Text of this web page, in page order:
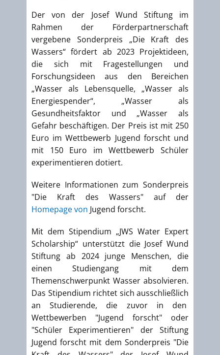
Der von der Josef Wund Stiftung im
Rahmen der Förderpartnerschaft
vergebene Sonderpreis „Die Kraft des
Wassers“ fördert ab 2023 Projektideen,
die sich mit Fragestellungen und
Forschungsideen aus den Bereichen
„Wasser als Lebensquelle, „Wasser als
Energiespender“, „Wasser als
Gesundheitsfaktor und „Wasser als
Gefahr beschäftigen. Der Preis ist mit 250
Euro im Wettbewerb Jugend forscht und
mit 150 Euro im Wettbewerb Schüler
experimentieren dotiert.
Weitere Informationen zum Sonderpreis
"Die Kraft des Wassers" auf der
Homepage von Jugend forscht.
Mit dem Stipendium „JWS Water Expert
Scholarship“ unterstützt die Josef Wund
Stiftung ab 2024 junge Menschen, die
einen Studiengang mit dem
Themenschwerpunkt Wasser absolvieren.
Das Stipendium richtet sich ausschließlich
an Studierende, die zuvor in den
Wettbewerben "Jugend forscht" oder
"Schüler Experimentieren" der Stiftung
Jugend forscht mit dem Sonderpreis "Die